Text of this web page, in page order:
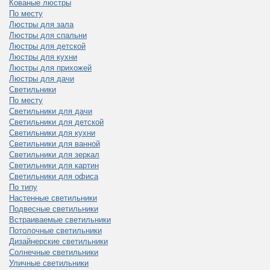
Кованые люстры
По месту
Люстры для зала
Люстры для спальни
Люстры для детской
Люстры для кухни
Люстры для прихожей
Люстры для дачи
Светильники
По месту
Светильники для дачи
Светильники для детской
Светильники для кухни
Светильники для ванной
Светильники для зеркал
Светильники для картин
Светильники для офиса
По типу
Настенные светильники
Подвесные светильники
Встраиваемые светильники
Потолочные светильники
Дизайнерские светильники
Солнечные светильники
Уличные светильники